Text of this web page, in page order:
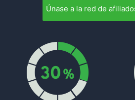
Únase a la red de